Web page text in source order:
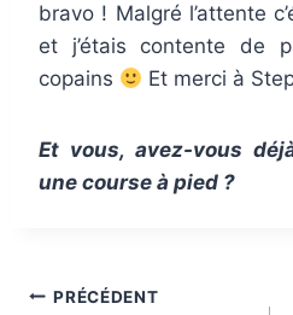
bravo ! Malgré l’attente
et j’étais contente de
copains
Et merci à
Et vous, avez-vous
une course à pied ?
Navigation
PRÉCÉDENT